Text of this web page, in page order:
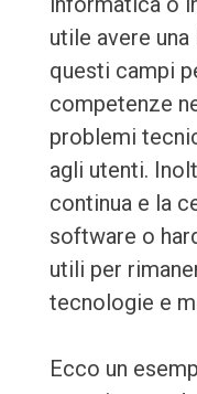
utile avere
questi campi
competenze
problemi
agli utenti.
continua e la
software o
utili per
tecnologie e
Ecco un